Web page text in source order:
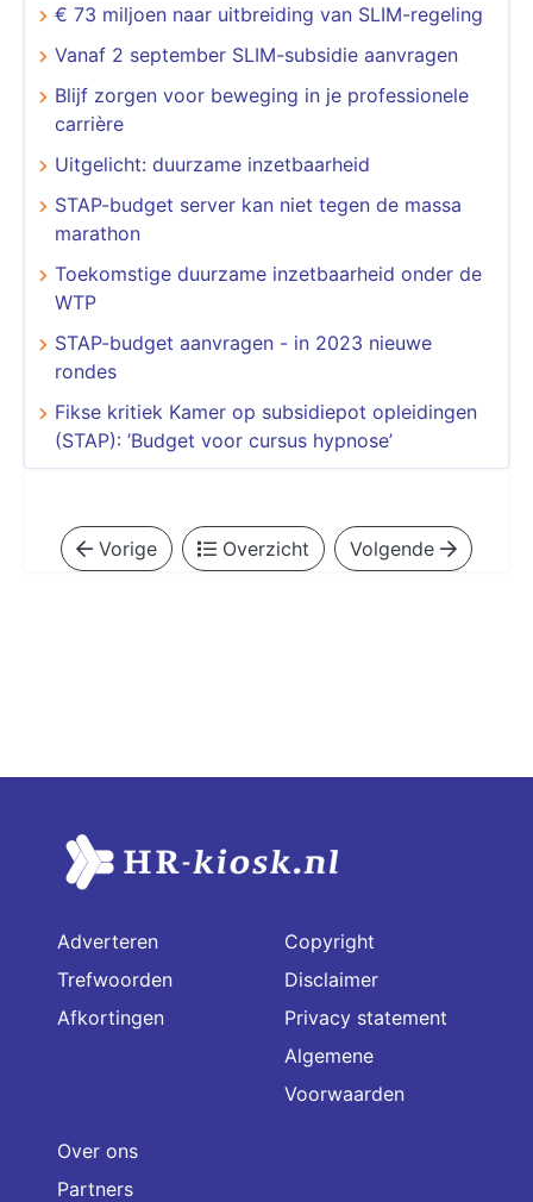
€ 73 miljoen naar uitbreiding van SLIM-regeling
Vanaf 2 september SLIM-subsidie aanvragen
Blijf zorgen voor beweging in je professionele
carrière
Uitgelicht: duurzame inzetbaarheid
STAP-budget server kan niet tegen de massa
marathon
Toekomstige duurzame inzetbaarheid onder de
WTP
STAP-budget aanvragen - in 2023 nieuwe
rondes
Fikse kritiek Kamer op subsidiepot opleidingen
(STAP): ’Budget voor cursus hypnose’
Vorige Overzicht Volgende
Adverteren
Trefwoorden
Afkortingen
Copyright
Disclaimer
Privacy statement
Algemene
Voorwaarden
Over ons
Partners